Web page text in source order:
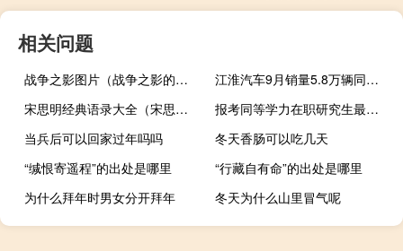
相关问题
战争之影图片（战争之影的符文）
江淮汽车9月销量5.8万辆同比增长21.59%
宋思明经典语录大全（宋思明经典语录）
报考同等学力在职研究生最后到底有没有学位证书
当兵后可以回家过年吗吗
冬天香肠可以吃几天
“缄恨寄遥程”的出处是哪里
“行藏自有命”的出处是哪里
为什么拜年时男女分开拜年
冬天为什么山里冒气呢